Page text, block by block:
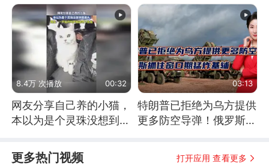
8.4万 次播放 00:32
网友分享自己养的小猫，
本以为是个灵珠没想到是
03:13
特朗普已拒绝为乌方提供
更多防空导弹！俄罗斯抓
更多热门视频 打开应用 查看更多